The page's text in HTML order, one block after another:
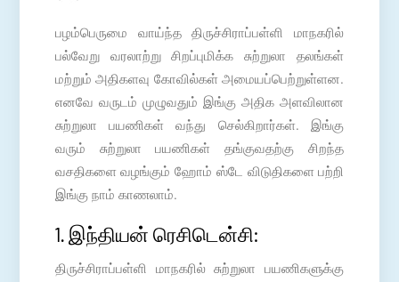
பழம்பெருமை வாய்ந்த திருச்சிராப்பள்ளி மாநகரில்
பல்வேறு வரலாற்று சிறப்புமிக்க சுற்றுலா தலங்கள்
மற்றும் அதிகளவு கோவில்கள் அமையப்பெற்றுள்ளன.
எனவே வருடம் முழுவதும் இங்கு அதிக அளவிலான
சுற்றுலா பயணிகள் வந்து செல்கிறார்கள். இங்கு
வரும் சுற்றுலா பயணிகள் தங்குவதற்கு சிறந்த
வசதிகளை வழங்கும் ஹோம் ஸ்டே விடுதிகளை பற்றி
இங்கு நாம் காணலாம்.
1. இந்தியன் ரெசிடென்சி:
திருச்சிராப்பள்ளி மாநகரில் சுற்றுலா பயணிகளுக்கு